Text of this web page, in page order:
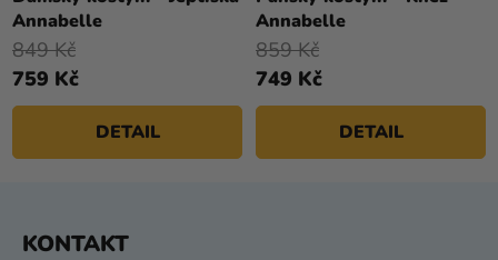
Annabelle
759 Kč
849 Kč
DETAIL
Annabelle
749 Kč
859 Kč
DETAIL
KONTAKT